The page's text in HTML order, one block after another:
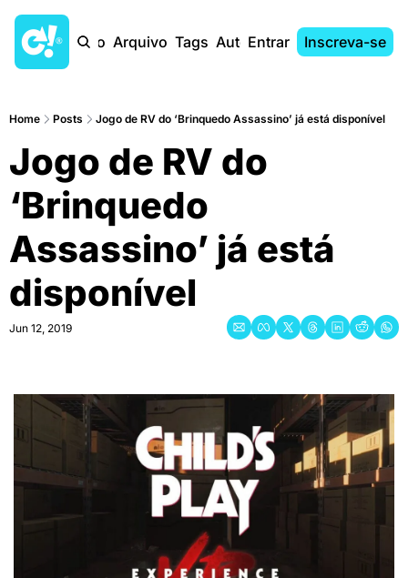
Início Arquivo Tags AutoresEntrar Inscreva-se
Home Posts Jogo de RV do ‘Brinquedo Assassino’ já está disponível
Jogo de RV do
‘Brinquedo
Assassino’ já está
disponível
Jun 12, 2019